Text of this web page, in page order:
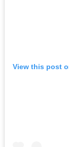
View this post